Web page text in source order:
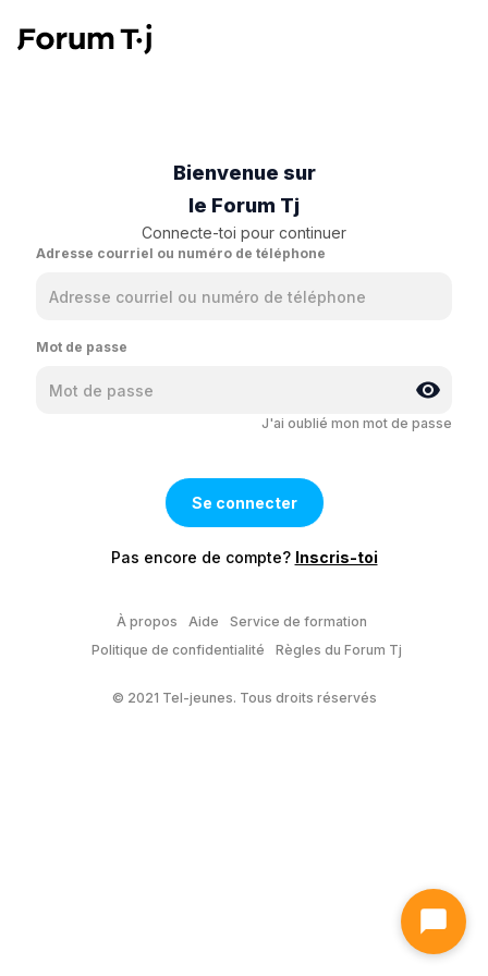
Bienvenue sur
le Forum Tj
Connecte-toi pour continuer
Adresse courriel ou numéro de téléphone
Mot de passe
J'ai oublié mon mot de passe
Pas encore de compte? Inscris-toi
À propos Aide
Service de formation
Politique de confidentialité
Règles du Forum Tj
© 2021 Tel-jeunes. Tous droits réservés